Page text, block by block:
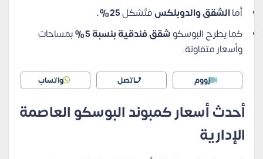
أماالشقق والدوبلكسفتُشكل25%
.
كما يطرح البوسكوشقق فندقية بنسبة 5%
بمساحات
وأسعار متفاوتة.
زووم اتصل واتساب
أحدث أسعار كمبوند البوسكو العاصمة
الإدارية